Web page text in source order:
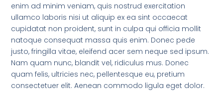
enim ad minim veniam, quis nostrud exercitation
ullamco laboris nisi ut aliquip ex ea sint occaecat
cupidatat non proident, sunt in culpa qui officia mollit
natoque consequat massa quis enim. Donec pede
justo, fringilla vitae, eleifend acer sem neque sed ipsum.
Nam quam nunc, blandit vel, ridiculus mus. Donec
quam felis, ultricies nec, pellentesque eu, pretium
consectetuer elit. Aenean commodo ligula eget dolor.